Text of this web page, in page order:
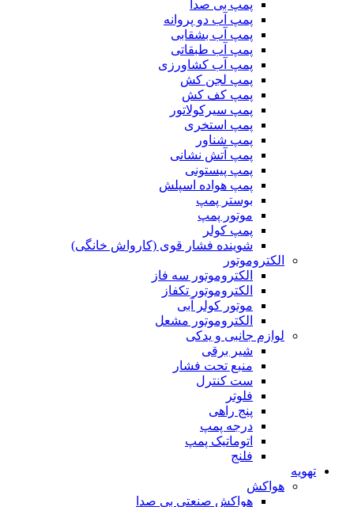
پمپ بی صدا
پمپ آب دو پروانه
پمپ آب بشقابی
پمپ آب طبقاتی
پمپ آب کشاورزی
پمپ لجن کش
پمپ کف کش
پمپ سیرکولاتور
پمپ استخری
پمپ شناور
پمپ آتش نشانی
پمپ پیستونی
پمپ هواده اسپلش
بوستر پمپ
موتور پمپ
پمپ کولر
شوینده فشار قوی (کارواش خانگی)
الکتروموتور
الکتروموتور سه فاز
الکتروموتور تکفاز
موتور کولر آبی
الکتروموتور مشعل
لوازم جانبی و یدکی
شیر برقی
منبع تحت فشار
ست کنترل
فلوتر
پنج راهی
درجه پمپ
اتوماتیک پمپ
فلنج
تهویه
هواکش
هواکش صنعتی بی صدا